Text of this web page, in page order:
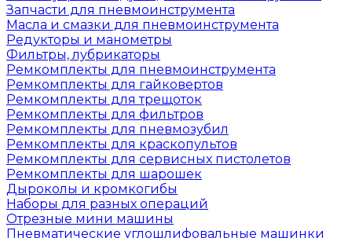
Запчасти для пневмоинструмента
Масла и смазки для пневмоинструмента
Редукторы и манометры
Фильтры, лубрикаторы
Ремкомплекты для пневмоинструмента
Ремкомплекты для гайковертов
Ремкомплекты для трещоток
Ремкомплекты для фильтров
Ремкомплекты для пневмозубил
Ремкомплекты для краскопультов
Ремкомплекты для сервисных пистолетов
Ремкомплекты для шарошек
Дыроколы и кромкогибы
Наборы для разных операций
Отрезные мини машины
Пневматические углошлифовальные машинки